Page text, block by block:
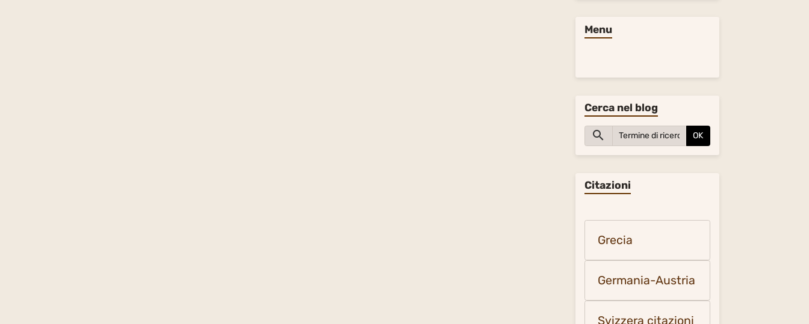
Menu
Cerca nel blog
OK
Citazioni
Grecia
Germania-Austria
Svizzera citazioni